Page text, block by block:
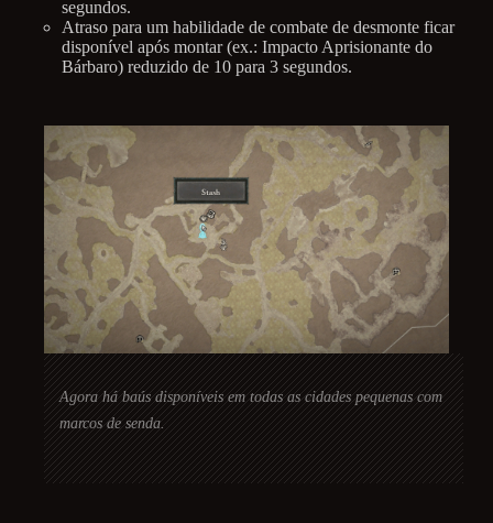
segundos.
Atraso para um habilidade de combate de desmonte ficar
disponível após montar (ex.: Impacto Aprisionante do
Bárbaro) reduzido de 10 para 3 segundos.
Agora há baús disponíveis em todas as cidades pequenas com
marcos de senda.